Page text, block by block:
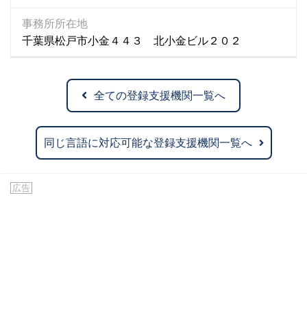
事務所所在地
千葉県松戸市小金４４３ 北小金ビル２０２
全ての登録支援機関一覧へ
同じ言語に対応可能な登録支援機関一覧へ
広告